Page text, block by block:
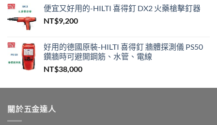
便宜又好用的-HILTI 喜得釘 DX2 火藥槍擊釘器
NT$9,200
好用的德國原裝-HILTI 喜得釘 牆體探測儀 PS50
鑽牆時可避開鋼筋、水管、電線
NT$38,000
關於五金達人